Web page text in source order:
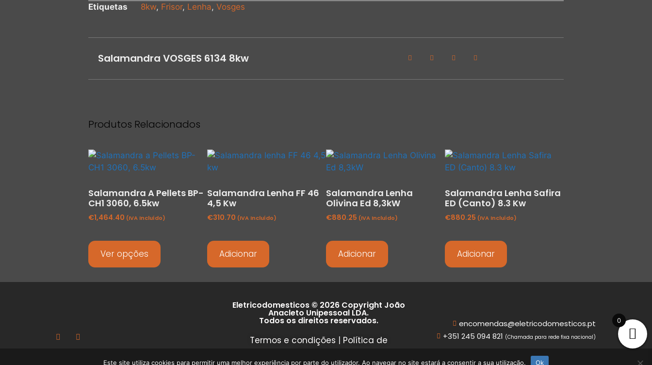
Etiquetas
8kw, Frisor, Lenha, Vosges
Salamandra VOSGES 6134 8kw
Produtos Relacionados
Salamandra A Pellets BP-
CH1 3060, 6.5kw
€1,464.40 (IVA Incluído)
Ver opções
Salamandra Lenha FF 46
4,5 Kw
€310.70 (IVA Incluído)
Adicionar
Salamandra Lenha
Olivina Ed 8,3kW
€880.25 (IVA Incluído)
Adicionar
Salamandra Lenha Safira
ED (Canto) 8.3 Kw
€880.25 (IVA Incluído)
Adicionar
Eletricodomesticos © 2026 Copyright João
Anacleto Unipessoal LDA.
Todos os direitos reservados.
Termos e condições | Política de
encomendas@eletricodomesticos.pt
+351 245 094 821 (Chamada para rede fixa nacional)
0
Este site utiliza cookies para permitir uma melhor experiência por parte do utilizador. Ao navegar no site estará a consentir a sua utilização. Ok